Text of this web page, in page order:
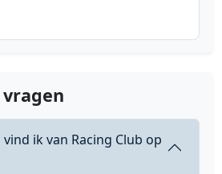
ik van Racing Club op